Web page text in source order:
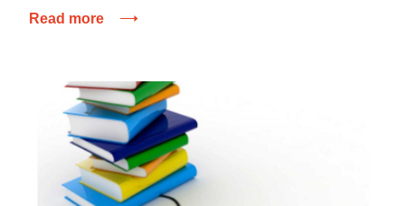
graves qu’il reproche à son employeur. Le
avérés, […]
Read more